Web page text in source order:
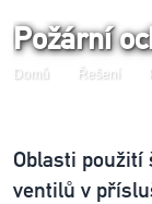
Požární
Domů Řešení
Oblasti použití
ventilů v